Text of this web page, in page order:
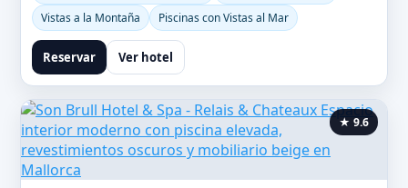
Vistas a la Montaña
Piscinas con Vistas al Mar
Reservar Ver hotel
★ 9.6